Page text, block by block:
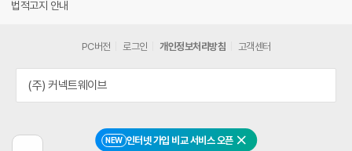
NEW 인터넷 가입 비교 서비스 오픈 닫기
법적고지 안내
PC버전 로그인 개인정보처리방침 고객센터
(주) 커넥트웨이브